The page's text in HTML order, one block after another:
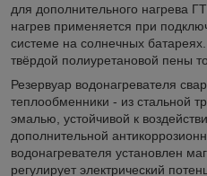
для дополнительного нагрева
нагрев применяется при
системе на солнечных
твёрдой полиуретановой пены
Резервуар водонагревателя
теплообменники - из стальной
эмалью, устойчивой к
дополнительной
водонагревателя установлен
регулирует электрический